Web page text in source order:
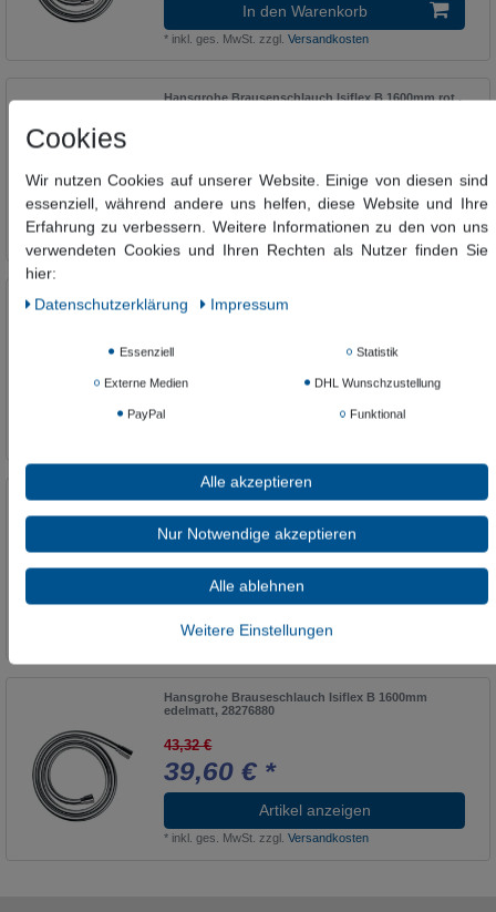
In den Warenkorb
* inkl. ges. MwSt. zzgl.Versandkosten
Hansgrohe Brausenschlauch Isiflex B 1600mm rot ,
38,52 € *
In den Warenkorb
Hansgrohe Brausenschlauch Isiflex B 1600mm
schwarz, 28276610
43,32 €
38,52 € *
In den Warenkorb
Hansgrohe Brauseschlauch Isiflex B 125cm chrom,
22,47 € *
In den Warenkorb
inkl. ges. MwSt.zzgl.Versandkosten
Hansgrohe Brauseschlauch Isiflex B 1600mm
edelmatt, 28276880
43,32 €
39,60 € *
Artikel anzeigen
* inkl. ges. MwSt. zzgl.Versandkosten
Cookies
Wir nutzen Cookies auf unserer Website. Einige von diesen sind
essenziell, während andere uns helfen, diese Website und Ihre
Erfahrung zu verbessern. Weitere Informationen zu den von uns
verwendeten Cookies und Ihren Rechten als Nutzer finden Sie
hier:
Daten­schutz­erklärung
Impressum
Essenziell Statistik
Externe Medien DHL Wunschzustellung
PayPal Funktional
Alle akzeptieren
Nur Notwendige akzeptieren
Alle ablehnen
Weitere Einstellungen